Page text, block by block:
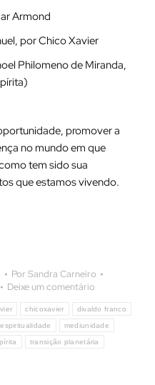
Armond
por Chico Xavier
Philomeno de Miranda,
promover a
no mundo em que
tem sido sua
que estamos vivendo.
Por Sandra Carneiro
Deixe um comentário
chicoxavier divaldo franco
espiritualidade mediunidade
transição planetária